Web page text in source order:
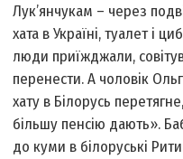
Лук’янчукам – через
хата в Українi, туалет i
люди приїжджали,
перенести. А чоловiк
хату в Бiлорусь
більшу пенсію дають».
до куми в білоруські